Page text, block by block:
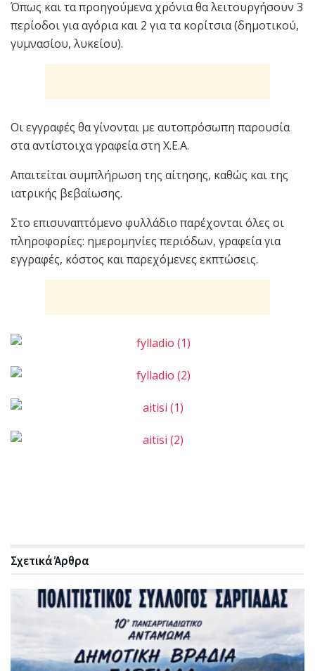
Όπως και τα προηγούμενα χρόνια θα λειτουργήσουν 3
περίοδοι για αγόρια και 2 για τα κορίτσια (δημοτικού,
γυμνασίου, λυκείου).
Οι εγγραφές θα γίνονται με αυτοπρόσωπη παρουσία
στα αντίστοιχα γραφεία στη Χ.Ε.Α.
Απαιτείται συμπλήρωση της αίτησης, καθώς και της
ιατρικής βεβαίωσης.
Στο επισυναπτόμενο φυλλάδιο παρέχονται όλες οι
πληροφορίες: ημερομηνίες περιόδων, γραφεία για
εγγραφές, κόστος και παρεχόμενες εκπτώσεις.
ΣχετικάΆρθρα